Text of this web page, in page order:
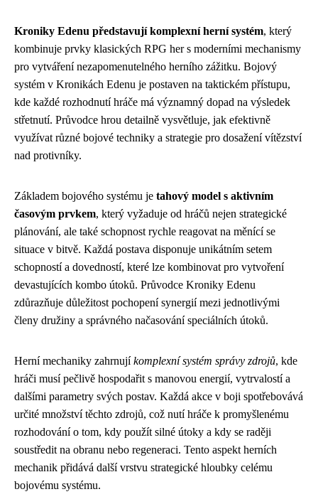
Kroniky Edenu představují komplexní herní systém, který
kombinuje prvky klasických RPG her s moderními mechanismy
pro vytváření nezapomenutelného herního zážitku. Bojový
systém v Kronikách Edenu je postaven na taktickém přístupu,
kde každé rozhodnutí hráče má významný dopad na výsledek
střetnutí. Průvodce hrou detailně vysvětluje, jak efektivně
využívat různé bojové techniky a strategie pro dosažení vítězství
nad protivníky.
Základem bojového systému je tahový model s aktivním
časovým prvkem, který vyžaduje od hráčů nejen strategické
plánování, ale také schopnost rychle reagovat na měnící se
situace v bitvě. Každá postava disponuje unikátním setem
schopností a dovedností, které lze kombinovat pro vytvoření
devastujících kombo útoků. Průvodce Kroniky Edenu
zdůrazňuje důležitost pochopení synergií mezi jednotlivými
členy družiny a správného načasování speciálních útoků.
Herní mechaniky zahrnujíkomplexní systém správy zdrojů, kde
hráči musí pečlivě hospodařit s manovou energií, vytrvalostí a
dalšími parametry svých postav. Každá akce v boji spotřebovává
určité množství těchto zdrojů, což nutí hráče k promyšlenému
rozhodování o tom, kdy použít silné útoky a kdy se raději
soustředit na obranu nebo regeneraci. Tento aspekt herních
mechanik přidává další vrstvu strategické hloubky celému
bojovému systému.